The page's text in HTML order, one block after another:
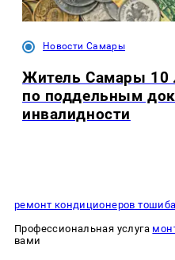
Новости Самары
Житель Самары 10
по поддельным
инвалидности
ремонт кондиционеров тошиба
Профессиональная услуга
вами